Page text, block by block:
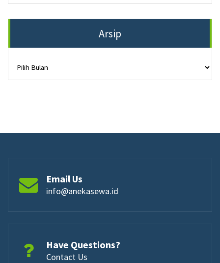
Arsip
Email Us
info@anekasewa.id
Have Questions?
Contact Us